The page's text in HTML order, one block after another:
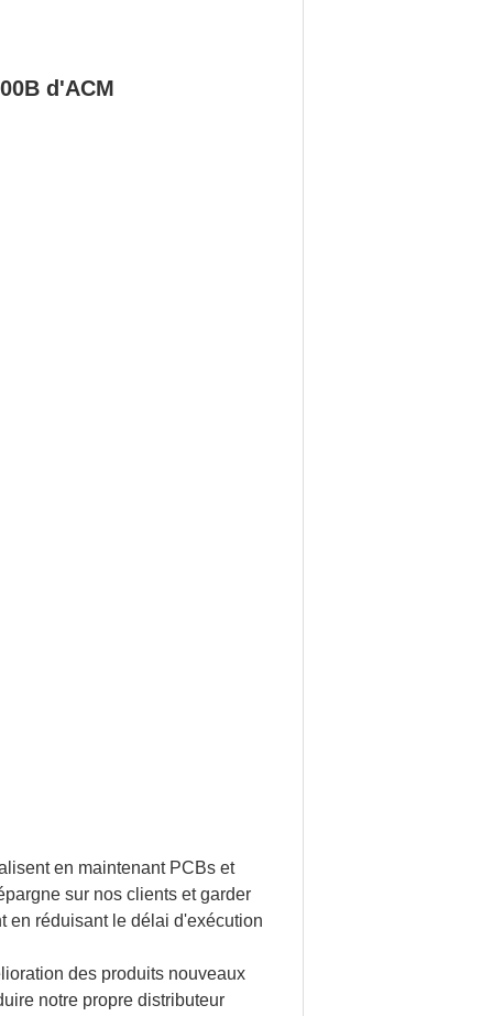
d'ACM
en maintenant PCBs et
sur nos clients et garder
en réduisant le délai d'exécution
des produits nouveaux
notre propre distributeur